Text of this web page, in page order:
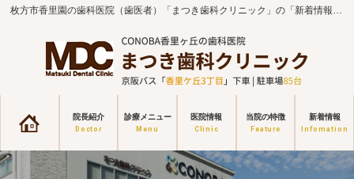
枚方市香里園の歯科医院（歯医者）「まつき歯科クリニック」の「新着情報一覧」のページです。
院長紹介 診療メニュー 医院情報 当院の特徴 新着情報